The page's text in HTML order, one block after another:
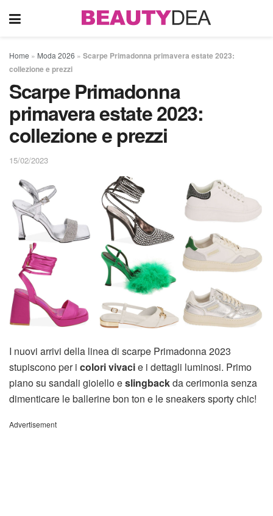
Home » Moda 2026 » Scarpe Primadonna primavera estate 2023:
collezione e prezzi
Scarpe Primadonna
primavera estate 2023:
collezione e prezzi
15/02/2023
I nuovi arrivi della linea di scarpe Primadonna 2023
stupiscono per i colori vivacie i dettagli luminosi. Primo
piano su sandali gioiello eslingbackda cerimonia senza
dimenticare le ballerine bon ton e le sneakers sporty chic!
Advertisement